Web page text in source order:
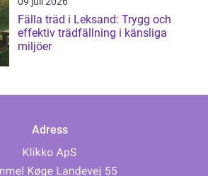
Fälla träd i Leksand: Trygg och
effektiv trädfällning i känsliga
miljöer
Adress